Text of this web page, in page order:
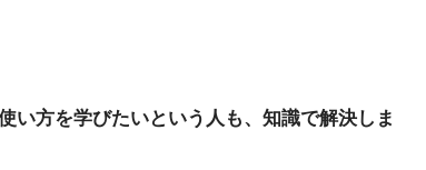
い方を学びたいという人も、知識で解決しま